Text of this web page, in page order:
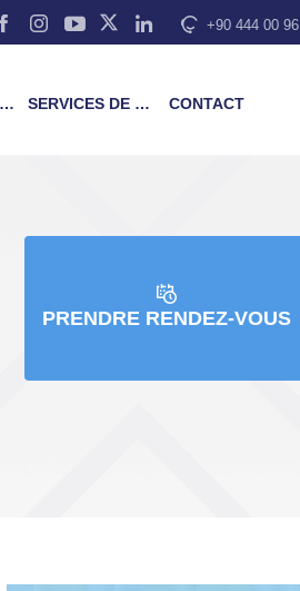
+90 444 00 96
SERVICES DE FORMATION CONTACT
PRENDRE RENDEZ-VOUS